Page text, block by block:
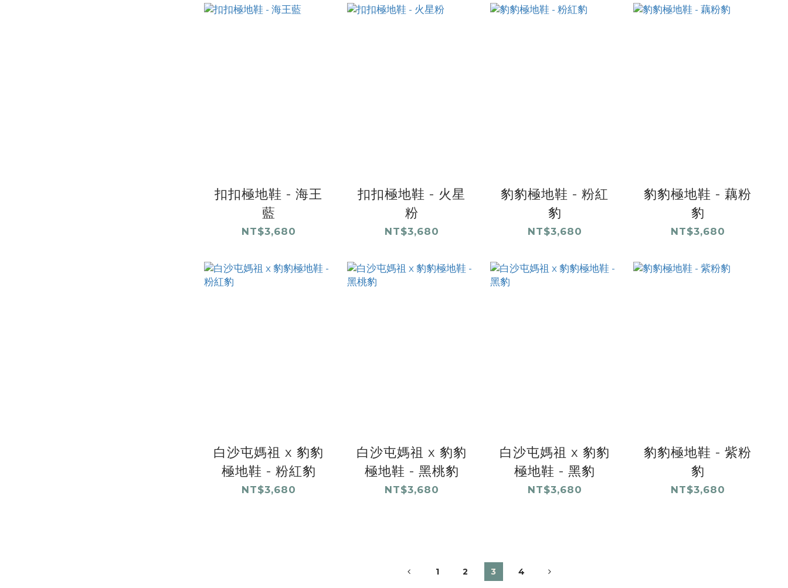
扣扣極地鞋 - 海王
藍
NT$3,680
扣扣極地鞋 - 火星
粉
NT$3,680
豹豹極地鞋 - 粉紅
豹
NT$3,680
豹豹極地鞋 - 藕粉
豹
NT$3,680
白沙屯媽祖 x 豹豹
極地鞋 - 粉紅豹
NT$3,680
白沙屯媽祖 x 豹豹
極地鞋 - 黑桃豹
NT$3,680
白沙屯媽祖 x 豹豹
極地鞋 - 黑豹
NT$3,680
豹豹極地鞋 - 紫粉
豹
NT$3,680
1 2 3 4